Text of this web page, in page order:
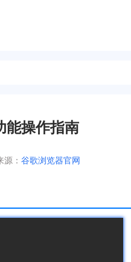
操作指南
源： 谷歌浏览器官网